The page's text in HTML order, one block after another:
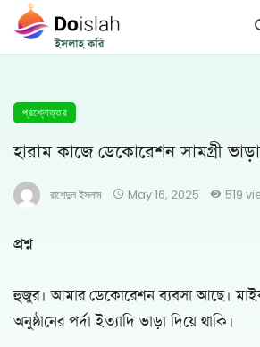
প্রশ্নোত্তর
হারাম কাজে ডেকোরেশন সামগ্রী
রাশেদুল ইসলাম May 16, 2025 519
প্রশ্ন
হুজুর। আমার ডেকোরেশন ব্যবসা আছে।
অনুষ্ঠানের পর্দা ইত্যাদি ভাড়া দিয়ে থাকি।